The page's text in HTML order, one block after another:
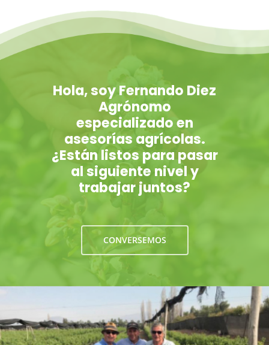
Hola, soy Fernando Diez
Agrónomo
especializado en
asesorías agrícolas.
¿Están listos para pasar
al siguiente nivel y
trabajar juntos?
CONVERSEMOS